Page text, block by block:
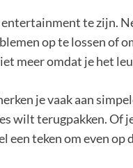
te zijn.
op te lossen of
meer omdat je het
je vaak aan
wilt terugpakken. Of
een teken om even op